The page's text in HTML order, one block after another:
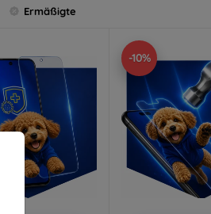
Ermäßigte
-10%